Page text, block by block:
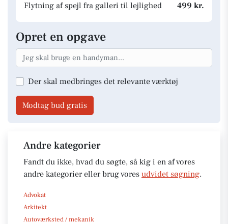
Flytning af spejl fra galleri til lejlighed
499 kr.
Opret en opgave
Der skal medbringes det relevante værktøj
Modtag bud gratis
Andre kategorier
Fandt du ikke, hvad du søgte, så kig i en af vores
andre kategorier eller brug vores udvidet søgning.
Advokat
Arkitekt
Autoværksted / mekanik